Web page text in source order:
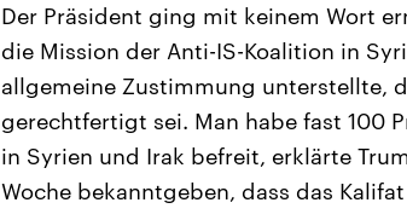
Der Präsident ging mit keinem Wort
die Mission der Anti-IS-Koalition in
allgemeine Zustimmung unterstellte,
gerechtfertigt sei. Man habe fast 100
in Syrien und Irak befreit, erklärte
Woche bekanntgeben, dass das